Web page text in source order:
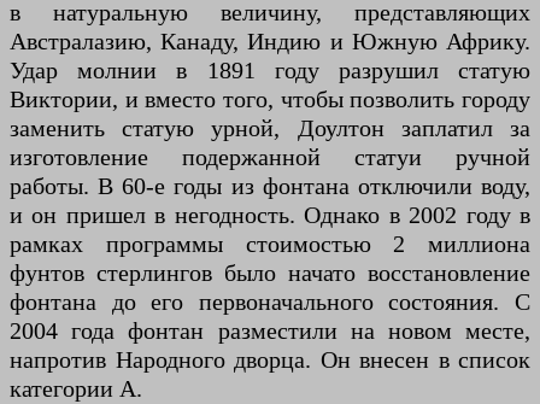
в натуральную величину, представляющих
Австралазию, Канаду, Индию и Южную Африку.
Удар молнии в 1891 году разрушил статую
Виктории, и вместо того, чтобы позволить городу
заменить статую урной, Доултон заплатил за
изготовление подержанной статуи ручной
работы. В 60-е годы из фонтана отключили воду,
и он пришел в негодность. Однако в 2002 году в
рамках программы стоимостью 2 миллиона
фунтов стерлингов было начато восстановление
фонтана до его первоначального состояния. С
2004 года фонтан разместили на новом месте,
напротив Народного дворца. Он внесен в список
категории А.